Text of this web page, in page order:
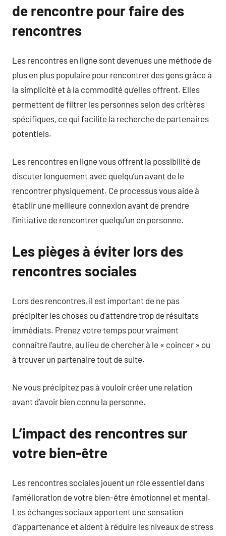
de rencontre pour faire des
rencontres
Les rencontres en ligne sont devenues une méthode de
plus en plus populaire pour rencontrer des gens grâce à
la simplicité et à la commodité qu’elles offrent. Elles
permettent de filtrer les personnes selon des critères
spécifiques, ce qui facilite la recherche de partenaires
potentiels.
Les rencontres en ligne vous offrent la possibilité de
discuter longuement avec quelqu’un avant de le
rencontrer physiquement. Ce processus vous aide à
établir une meilleure connexion avant de prendre
l’initiative de rencontrer quelqu’un en personne.
Les pièges à éviter lors des
rencontres sociales
Lors des rencontres, il est important de ne pas
précipiter les choses ou d’attendre trop de résultats
immédiats. Prenez votre temps pour vraiment
connaître l’autre, au lieu de chercher à le « coincer » ou
à trouver un partenaire tout de suite.
Ne vous précipitez pas à vouloir créer une relation
avant d’avoir bien connu la personne.
L’impact des rencontres sur
votre bien-être
Les rencontres sociales jouent un rôle essentiel dans
l’amélioration de votre bien-être émotionnel et mental.
Les échanges sociaux apportent une sensation
d’appartenance et aident à réduire les niveaux de stress